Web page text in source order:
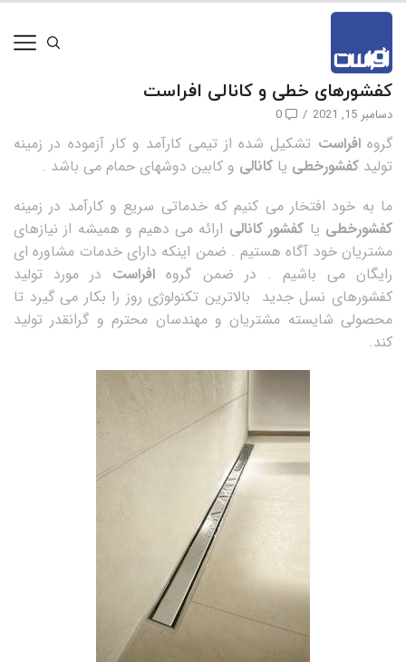
کفشورهای خطی و کانالی افراست
دسامبر 15, 2021 /
0
گروهافراست تشکیل شده از تیمی کارآمد و کار آزموده در زمینه
تولید کفشورخطی یا کانالی و کابین دوشهای حمام می باشد .
ما به خود افتخار می کنیم که خدماتی سریع و کارآمد در زمینه
کفشورخطی یا کفشور کانالی ارائه می دهیم و همیشه از نیازهای
مشتریان خود آگاه هستیم . ضمن اینکه دارای خدمات مشاوره ای
رایگان می باشیم . در ضمن گروه افراست در مورد تولید
کفشورهای نسل جدید بالاترین تکنولوژی روز را بکار می گیرد تا
محصولی شایسته مشتریان و مهندسان محترم و گرانقدر تولید
کند.